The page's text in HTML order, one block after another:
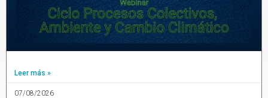
Leer más »
07/08/2026